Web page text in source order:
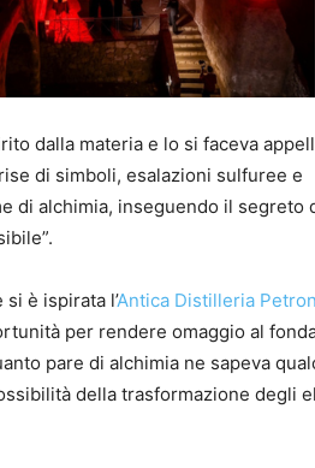
dalla materia e lo si faceva
di simboli, esalazioni sulfuree e
di alchimia, inseguendo il segreto
è ispirata l’Antica Distilleria
per rendere omaggio al
pare di alchimia ne sapeva
della trasformazione degli